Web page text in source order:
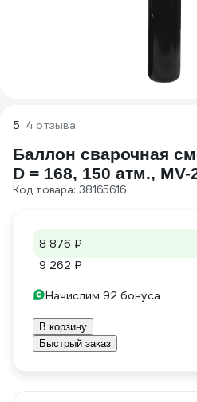
5 4 отзыва
Баллон сварочная
D = 168, 150 атм., MV-
Код товара: 38165616
8 876 ₽
9 262 ₽
Начислим 92 бонуса
В корзину
Быстрый заказ